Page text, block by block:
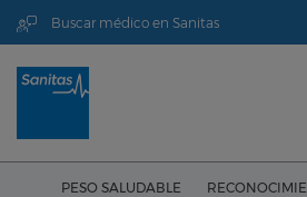
Buscar médico en Sanitas
PESO SALUDABLE